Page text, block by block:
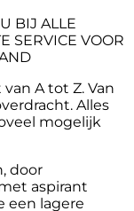
BIJ ALLE
SERVICE VOOR
A tot Z. Van
Alles
mogelijk
door
aspirant
een lagere